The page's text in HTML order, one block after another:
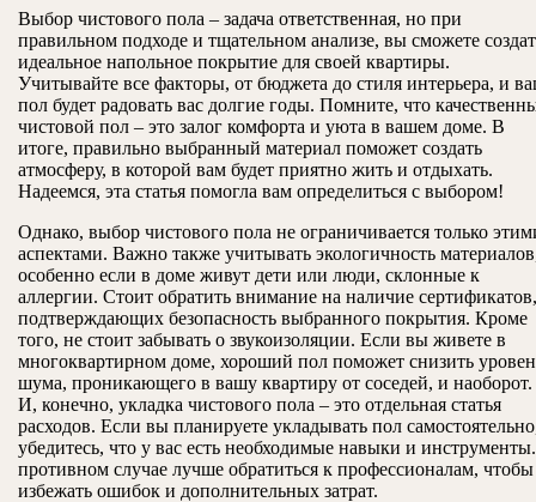
Выбор чистового пола – задача ответственная, но при
правильном подходе и тщательном анализе, вы сможете
идеальное напольное покрытие для своей квартиры.
Учитывайте все факторы, от бюджета до стиля интерьера, и
пол будет радовать вас долгие годы. Помните, что
чистовой пол – это залог комфорта и уюта в вашем доме. В
итоге, правильно выбранный материал поможет создать
атмосферу, в которой вам будет приятно жить и отдыхать.
Надеемся, эта статья помогла вам определиться с выбором!
Однако, выбор чистового пола не ограничивается только
аспектами. Важно также учитывать экологичность
особенно если в доме живут дети или люди, склонные к
аллергии. Стоит обратить внимание на наличие сертификатов,
подтверждающих безопасность выбранного покрытия. Кроме
того, не стоит забывать о звукоизоляции. Если вы живете в
многоквартирном доме, хороший пол поможет снизить
шума, проникающего в вашу квартиру от соседей, и наоборот.
И, конечно, укладка чистового пола – это отдельная статья
расходов. Если вы планируете укладывать пол
убедитесь, что у вас есть необходимые навыки и
противном случае лучше обратиться к профессионалам, чтобы
избежать ошибок и дополнительных затрат.